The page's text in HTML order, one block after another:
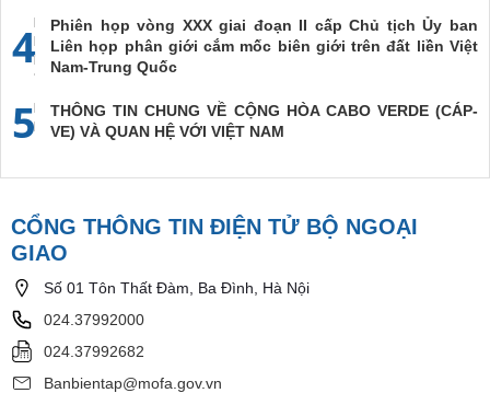
4
Phiên họp vòng XXX giai đoạn II cấp Chủ tịch Ủy ban
Liên họp phân giới cắm mốc biên giới trên đất liền Việt
Nam-Trung Quốc
5
THÔNG TIN CHUNG VỀ CỘNG HÒA CABO VERDE (CÁP-
VE) VÀ QUAN HỆ VỚI VIỆT NAM
CỔNG THÔNG TIN ĐIỆN TỬ BỘ NGOẠI
GIAO
Số 01 Tôn Thất Đàm, Ba Đình, Hà Nội
024.37992000
024.37992682
Banbientap@mofa.gov.vn